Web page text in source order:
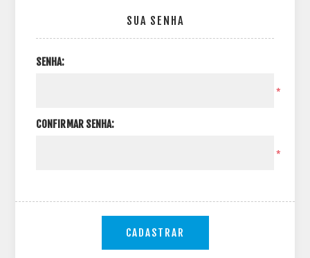
SUA SENHA
SENHA:
*
CONFIRMAR SENHA:
*
CADASTRAR